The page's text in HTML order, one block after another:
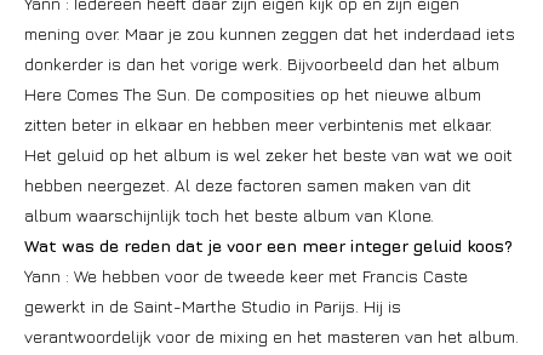
mening over. Maar je zou kunnen zeggen dat het inderdaad iets
donkerder is dan het vorige werk. Bijvoorbeeld dan het album
Here Comes The Sun. De composities op het nieuwe album
zitten beter in elkaar en hebben meer verbintenis met elkaar.
Het geluid op het album is wel zeker het beste van wat we ooit
hebben neergezet. Al deze factoren samen maken van dit
album waarschijnlijk toch het beste album van Klone.
Wat was de reden dat je voor een meer integer geluid koos?
Yann : We hebben voor de tweede keer met Francis Caste
gewerkt in de Saint-Marthe Studio in Parijs. Hij is
verantwoordelijk voor de mixing en het masteren van het album.